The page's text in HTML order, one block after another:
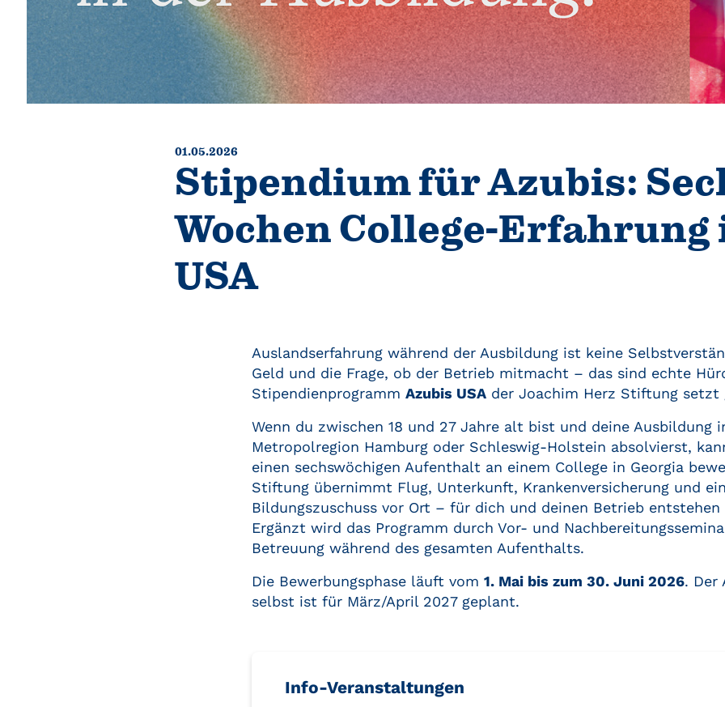
01.05.2026
Stipendium für Azubis:
Wochen College-Erfahrung
USA
Auslandserfahrung während der Ausbildung ist keine
Geld und die Frage, ob der Betrieb mitmacht – das sind echte
StipendienprogrammAzubis USA der Joachim Herz Stiftung setzt
Wenn du zwischen 18 und 27 Jahre alt bist und deine Ausbildung
Metropolregion Hamburg oder Schleswig-Holstein absolvierst,
einen sechswöchigen Aufenthalt an einem College in Georgia
Stiftung übernimmt Flug, Unterkunft, Krankenversicherung und
Bildungszuschuss vor Ort – für dich und deinen Betrieb entstehen
Ergänzt wird das Programm durch Vor- und
Betreuung während des gesamten Aufenthalts.
Die Bewerbungsphase läuft vom1. Mai bis zum 30. Juni 2026. Der
selbst ist für März/April 2027 geplant.
Info-Veranstaltungen